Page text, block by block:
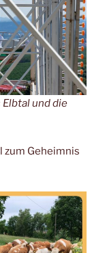
und die
zum Geheimnis